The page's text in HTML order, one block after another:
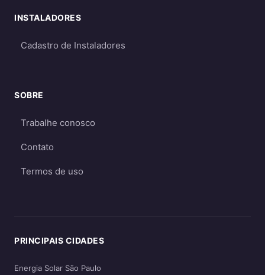
INSTALADORES
Cadastro de Instaladores
SOBRE
Trabalhe conosco
Contato
Termos de uso
PRINCIPAIS CIDADES
Energia Solar São Paulo